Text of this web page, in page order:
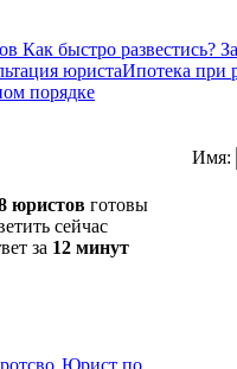
Как быстро развестись?
юристаИпотека при
порядке
юристов готовы
сейчас
за 12 минут
Имя:
Юрист по